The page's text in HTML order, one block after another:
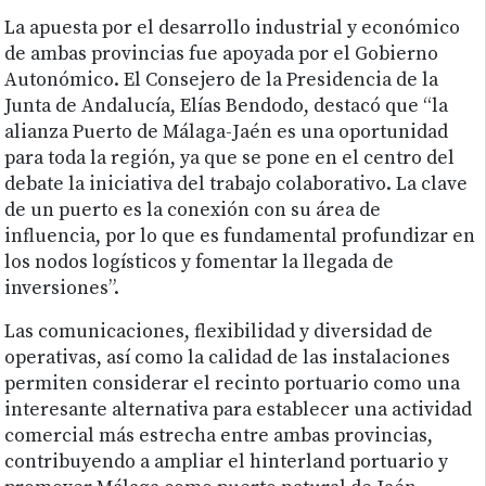
La apuesta por el desarrollo industrial y económico
de ambas provincias fue apoyada por el Gobierno
Autonómico. El Consejero de la Presidencia de la
Junta de Andalucía, Elías Bendodo, destacó que “la
alianza Puerto de Málaga-Jaén es una oportunidad
para toda la región, ya que se pone en el centro del
debate la iniciativa del trabajo colaborativo. La clave
de un puerto es la conexión con su área de
influencia, por lo que es fundamental profundizar en
los nodos logísticos y fomentar la llegada de
inversiones”.
Las comunicaciones, flexibilidad y diversidad de
operativas, así como la calidad de las instalaciones
permiten considerar el recinto portuario como una
interesante alternativa para establecer una actividad
comercial más estrecha entre ambas provincias,
contribuyendo a ampliar el hinterland portuario y